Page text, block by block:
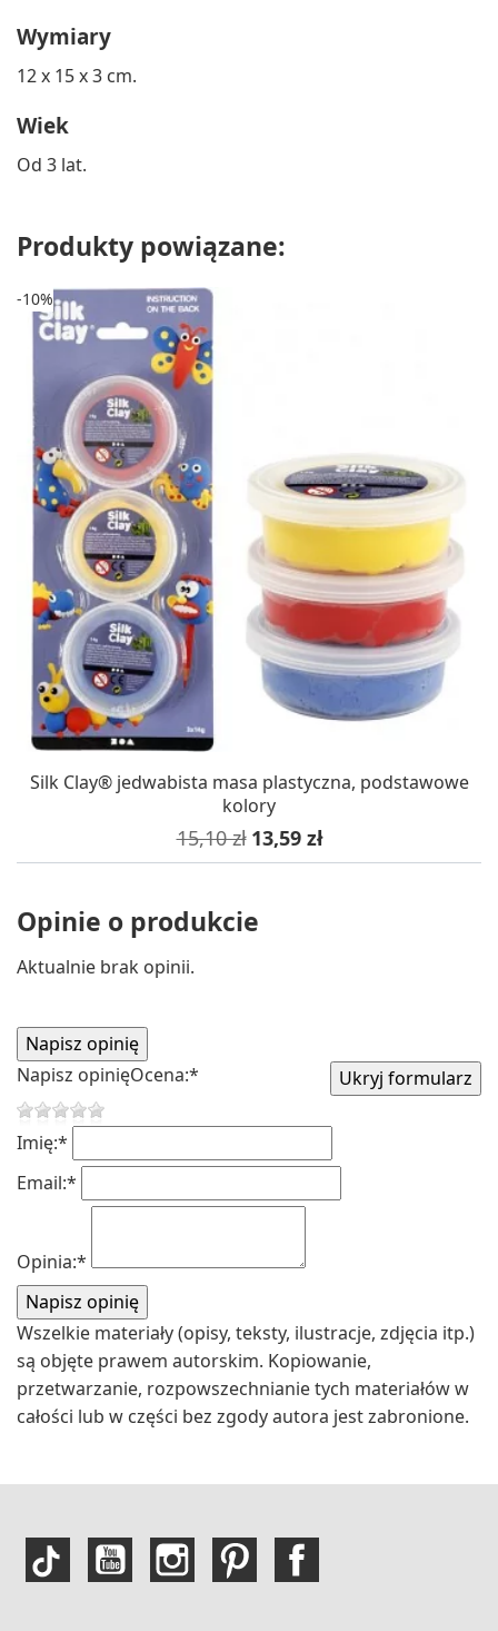
Wymiary
12 x 15 x 3 cm.
Wiek
Od 3 lat.
Produkty powiązane:
Silk Clay® jedwabista masa plastyczna, podstawowe
kolory
Cena podstawowa
15,10 zł Cena
13,59 zł
-10%
Opinie o produkcie
Aktualnie brak opinii.
Napisz opinięOcena:*
Imię:*
Email:*
Opinia:*
Wszelkie materiały (opisy, teksty, ilustracje, zdjęcia itp.)
są objęte prawem autorskim. Kopiowanie,
przetwarzanie, rozpowszechnianie tych materiałów w
całości lub w części bez zgody autora jest zabronione.